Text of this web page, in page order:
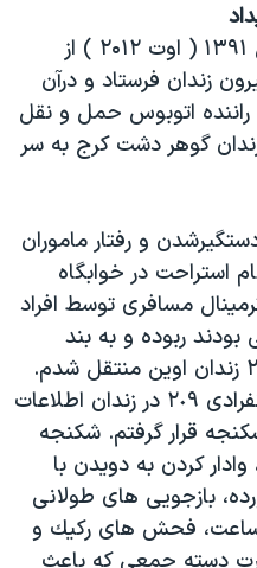
افشین اسانلو در مردادماه سال ۱۳۹۱ ( اوت ۲۰۱۲ ) از
زندان فرستاد و درآن
اتوبوس حمل و نقل
گوهر دشت کرج به سر
و رفتار ماموران
پاييز ١٣۸۹ هنگام استراحت در خوابگاه
مسافرى توسط افراد
ربوده و به بند
وزارت اطلاعات يا همان بند ٢٠۹ زندان اوين منتقل شدم.
به مدت پنج ماه در سلولهاى انفرادى ٢٠۹ در زندان اطلاعات
قرار گرفتم. شكنجه
كردن به دويدن با
بازجويی های طولانى
فحش های ركيك و